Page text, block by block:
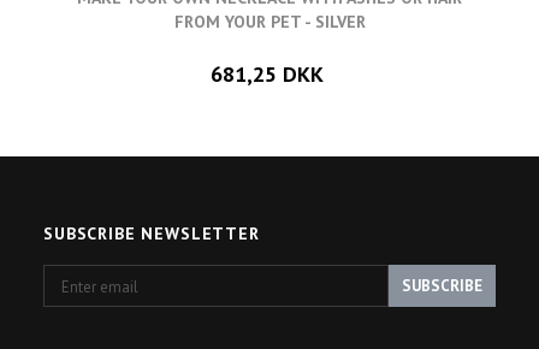
FROM YOUR PET - SILVER
681,25 DKK
SUBSCRIBE NEWSLETTER
email
SUBSCRIBE